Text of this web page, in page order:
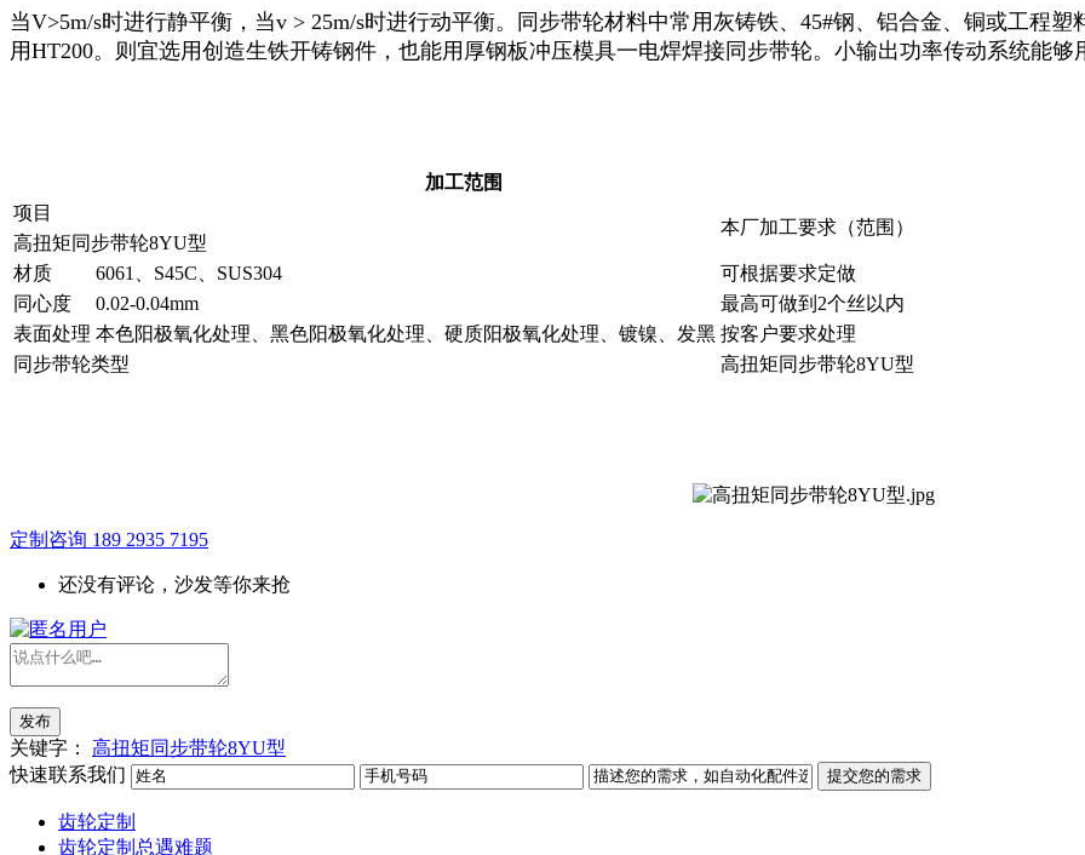
当V>5m/s时进行静平衡，当v > 25m/s时进行动平衡。同步带轮材料中常用灰铸铁、45#钢、铝合金、铜或工程
用HT200。则宜选用创造生铁开铸钢件，也能用厚钢板冲压模具一电焊焊接同步带轮。小输出功率传动系统能够
加工范围
项目
本厂加工要求（范围）
高扭矩同步带轮8YU型
材质
6061、S45C、SUS304
可根据要求定做
同心度
0.02-0.04mm
最高可做到2个丝以内
表面处理 本色阳极氧化处理、黑色阳极氧化处理、硬质阳极氧化处理、镀镍、发黑 按客户要求处理
同步带轮类型
高扭矩同步带轮8YU型
定制咨询 189 2935 7195
还没有评论，沙发等你来抢
发布
关键字：
高扭矩同步带轮8YU型
快速联系我们
提交您的需求
齿轮定制
齿轮定制总遇难题